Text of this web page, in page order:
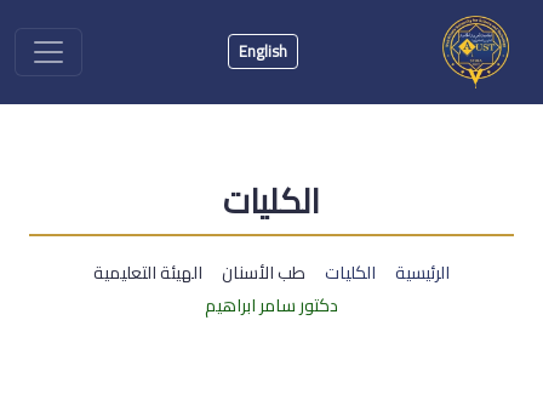
English
الكليات
الرئيسية الكليات طب الأسنان
الهيئة التعليمية
دكتور سامر ابراهيم